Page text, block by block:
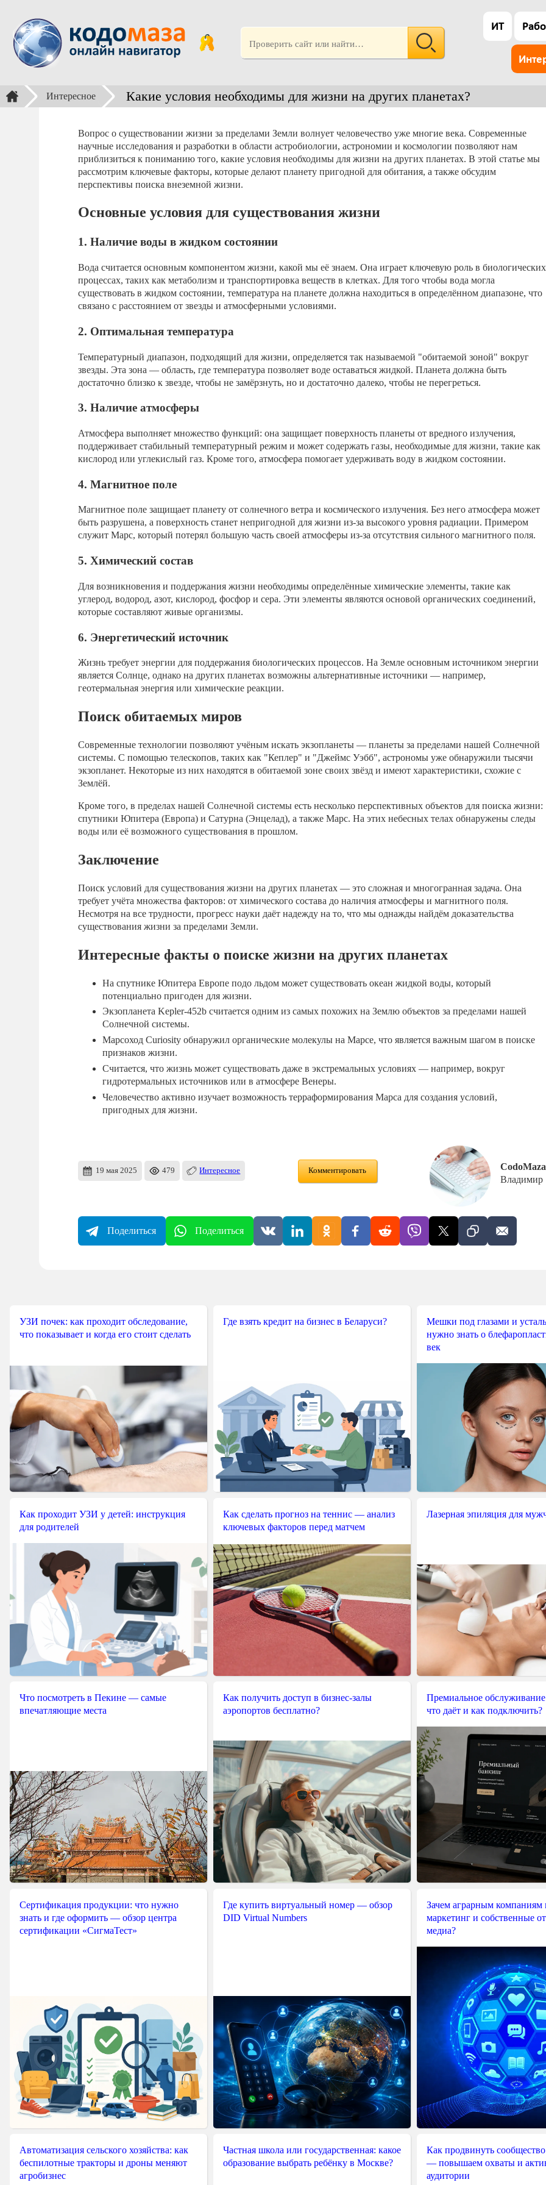
ИТ
Интересное Какие условия необходимы для жизни на других планетах?
Вопрос о существовании жизни за пределами Земли волнует человечество уже многие века. Современные
научные исследования и разработки в области астробиологии, астрономии и космологии позволяют нам
приблизиться к пониманию того, какие условия необходимы для жизни на других планетах. В этой статье мы
рассмотрим ключевые факторы, которые делают планету пригодной для обитания, а также обсудим
перспективы поиска внеземной жизни.
Основные условия для существования жизни
1. Наличие воды в жидком состоянии
Вода считается основным компонентом жизни, какой мы её знаем. Она играет ключевую роль в биологических
процессах, таких как метаболизм и транспортировка веществ в клетках. Для того чтобы вода могла
существовать в жидком состоянии, температура на планете должна находиться в определённом диапазоне, что
связано с расстоянием от звезды и атмосферными условиями.
2. Оптимальная температура
Температурный диапазон, подходящий для жизни, определяется так называемой "обитаемой зоной" вокруг
звезды. Эта зона — область, где температура позволяет воде оставаться жидкой. Планета должна быть
достаточно близко к звезде, чтобы не замёрзнуть, но и достаточно далеко, чтобы не перегреться.
3. Наличие атмосферы
Атмосфера выполняет множество функций: она защищает поверхность планеты от вредного излучения,
поддерживает стабильный температурный режим и может содержать газы, необходимые для жизни, такие как
кислород или углекислый газ. Кроме того, атмосфера помогает удерживать воду в жидком состоянии.
4. Магнитное поле
Магнитное поле защищает планету от солнечного ветра и космического излучения. Без него атмосфера может
быть разрушена, а поверхность станет непригодной для жизни из-за высокого уровня радиации. Примером
служит Марс, который потерял большую часть своей атмосферы из-за отсутствия сильного магнитного поля.
5. Химический состав
Для возникновения и поддержания жизни необходимы определённые химические элементы, такие как
углерод, водород, азот, кислород, фосфор и сера. Эти элементы являются основой органических соединений,
которые составляют живые организмы.
6. Энергетический источник
Жизнь требует энергии для поддержания биологических процессов. На Земле основным источником энергии
является Солнце, однако на других планетах возможны альтернативные источники — например,
геотермальная энергия или химические реакции.
Поиск обитаемых миров
Современные технологии позволяют учёным искать экзопланеты — планеты за пределами нашей Солнечной
системы. С помощью телескопов, таких как "Кеплер" и "Джеймс Уэбб", астрономы уже обнаружили тысячи
экзопланет. Некоторые из них находятся в обитаемой зоне своих звёзд и имеют характеристики, схожие с
Землёй.
Кроме того, в пределах нашей Солнечной системы есть несколько перспективных объектов для поиска жизни:
спутники Юпитера (Европа) и Сатурна (Энцелад), а также Марс. На этих небесных телах обнаружены следы
воды или её возможного существования в прошлом.
Заключение
Поиск условий для существования жизни на других планетах — это сложная и многогранная задача. Она
требует учёта множества факторов: от химического состава до наличия атмосферы и магнитного поля.
Несмотря на все трудности, прогресс науки даёт надежду на то, что мы однажды найдём доказательства
существования жизни за пределами Земли.
Интересные факты о поиске жизни на других планетах
На спутнике Юпитера Европе подо льдом может существовать океан жидкой воды, который
потенциально пригоден для жизни.
Экзопланета Kepler-452b считается одним из самых похожих на Землю объектов за пределами нашей
Солнечной системы.
Марсоход Curiosity обнаружил органические молекулы на Марсе, что является важным шагом в поиске
признаков жизни.
Считается, что жизнь может существовать даже в экстремальных условиях — например, вокруг
гидротермальных источников или в атмосфере Венеры.
Человечество активно изучает возможность терраформирования Марса для создания условий,
пригодных для жизни.
19 мая 2025 479 Интересное Комментировать
CodoMaza
Владимир
Поделиться Поделиться
УЗИ почек: как проходит обследование,
что показывает и когда его стоит сделать
Где взять кредит на бизнес в Беларуси?
Мешки под глазами и
нужно знать о
век
Как проходит УЗИ у детей: инструкция
для родителей
Как сделать прогноз на теннис — анализ
ключевых факторов перед матчем
Лазерная эпиляция для
Что посмотреть в Пекине — самые
впечатляющие места
Как получить доступ в бизнес-залы
аэропортов бесплатно?
Премиальное
что даёт и как подключить?
Сертификация продукции: что нужно
знать и где оформить — обзор центра
сертификации «СигмаТест»
Где купить виртуальный номер — обзор
DID Virtual Numbers
Зачем аграрным компаниям
маркетинг и собственные
медиа?
Автоматизация сельского хозяйства: как
беспилотные тракторы и дроны меняют
агробизнес
Частная школа или государственная: какое
образование выбрать ребёнку в Москве?
Как продвинуть
— повышаем охваты и
аудитории